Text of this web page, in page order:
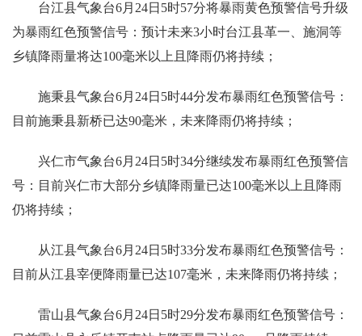
台江县气象台6月24日5时57分将暴雨黄色预警信号升级
为暴雨红色预警信号：预计未来3小时台江县革一、施洞等
乡镇降雨量将达100毫米以上且降雨仍将持续；
施秉县气象台6月24日5时44分发布暴雨红色预警信号：
目前施秉县新桥已达90毫米，未来降雨仍将持续；
兴仁市气象台6月24日5时34分继续发布暴雨红色预警信
号：目前兴仁市大部分乡镇降雨量已达100毫米以上且降雨
仍将持续；
从江县气象台6月24日5时33分发布暴雨红色预警信号：
目前从江县宰便降雨量已达107毫米，未来降雨仍将持续；
雷山县气象台6月24日5时29分发布暴雨红色预警信号：